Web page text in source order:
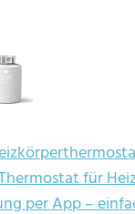
für
per App –